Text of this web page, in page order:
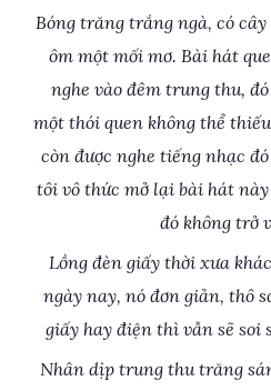
Bóng trăng trắng ngà, có
ôm một mối mơ. Bài hát
nghe vào đêm trung thu,
một thói quen không thể
còn được nghe tiếng nhạc
tôi vô thức mở lại bài hát
đó không trở
Lồng đèn giấy thời xưa
ngày nay, nó đơn giản, thô
giấy hay điện thì vẫn sẽ soi
Nhân dịp trung thu trăng